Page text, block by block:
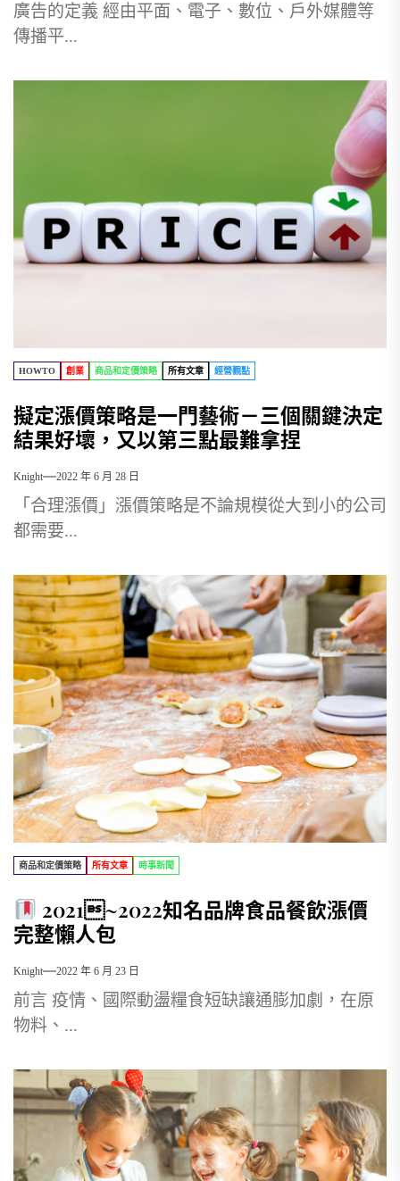
廣告的定義 經由平面、電子、數位、戶外媒體等
傳播平...
HOWTO 創業 商品和定價策略 所有文章 經營觀點
擬定漲價策略是一門藝術－三個關鍵決定
結果好壞，又以第三點最難拿捏
Knight 2022 年 6 月 28 日
「合理漲價」漲價策略是不論規模從大到小的公司
都需要...
商品和定價策略 所有文章 時事新聞
2021~2022知名品牌食品餐飲漲價
完整懶人包
Knight 2022 年 6 月 23 日
前言 疫情、國際動盪糧食短缺讓通膨加劇，在原
物料、...